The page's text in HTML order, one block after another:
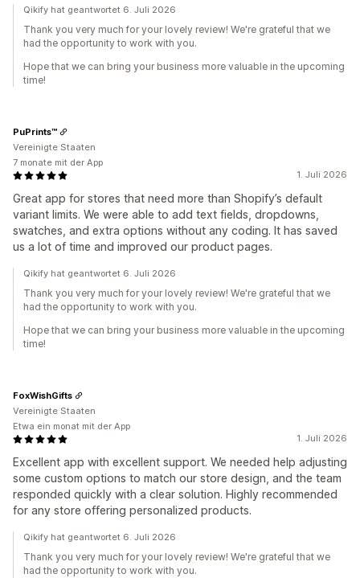
Qikify hat geantwortet 6. Juli 2026
Thank you very much for your lovely review! We're grateful that we
had the opportunity to work with you.
Hope that we can bring your business more valuable in the upcoming
time!
1. Juli 2026
Great app for stores that need more than Shopify’s default
variant limits. We were able to add text fields, dropdowns,
swatches, and extra options without any coding. It has saved
us a lot of time and improved our product pages.
PuPrints™️
Vereinigte Staaten
7 monate mit der App
Qikify hat geantwortet 6. Juli 2026
Thank you very much for your lovely review! We're grateful that we
had the opportunity to work with you.
Hope that we can bring your business more valuable in the upcoming
time!
1. Juli 2026
Excellent app with excellent support. We needed help adjusting
some custom options to match our store design, and the team
responded quickly with a clear solution. Highly recommended
for any store offering personalized products.
FoxWishGifts
Vereinigte Staaten
Etwa ein monat mit der App
Qikify hat geantwortet 6. Juli 2026
Thank you very much for your lovely review! We're grateful that we
had the opportunity to work with you.